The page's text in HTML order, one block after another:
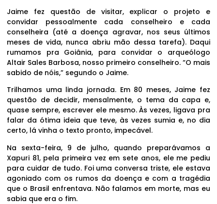
Jaime fez questão de visitar, explicar o projeto e
convidar pessoalmente cada conselheiro e cada
conselheira (até a doença agravar, nos seus últimos
meses de vida, nunca abriu mão dessa tarefa). Daqui
rumamos pra Goiânia, para convidar o arqueólogo
Altair Sales Barbosa, nosso primeiro conselheiro. “O mais
sabido de nóis,” segundo o Jaime.
Trilhamos uma linda jornada. Em 80 meses, Jaime fez
questão de decidir, mensalmente, o tema da capa e,
quase sempre, escrever ele mesmo. Às vezes, ligava pra
falar da ótima ideia que teve, às vezes sumia e, no dia
certo, lá vinha o texto pronto, impecável.
Na sexta-feira, 9 de julho, quando preparávamos a
Xapuri 81, pela primeira vez em sete anos, ele me pediu
para cuidar de tudo. Foi uma conversa triste, ele estava
agoniado com os rumos da doença e com a tragédia
que o Brasil enfrentava. Não falamos em morte, mas eu
sabia que era o fim.